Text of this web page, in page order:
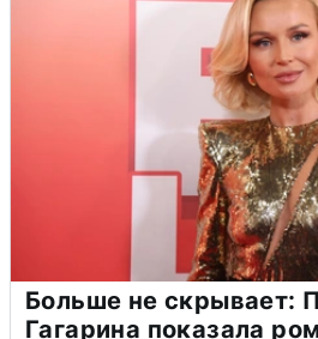
Больше не скрывает:
Гагарина показала